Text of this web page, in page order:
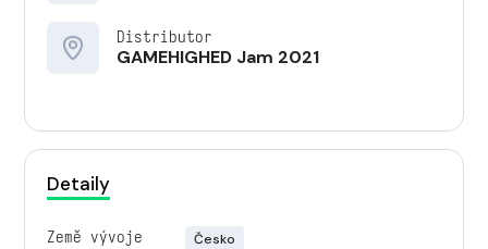
Distributor
GAMEHIGHED Jam 2021
Detaily
Země vývoje Česko